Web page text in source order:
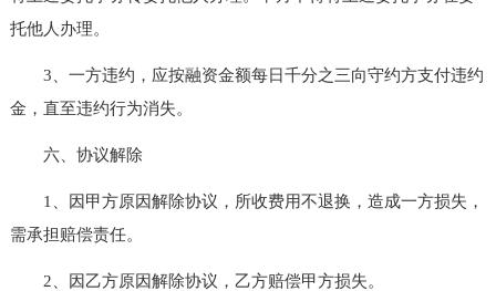
托他人办理。
3、一方违约，应按融资金额每日千分之三向守约方支付违约
金，直至违约行为消失。
六、协议解除
1、因甲方原因解除协议，所收费用不退换，造成一方损失，
需承担赔偿责任。
2、因乙方原因解除协议，乙方赔偿甲方损失。